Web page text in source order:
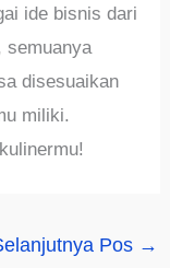
ide bisnis dari
semuanya
disesuaikan
miliki.
Pos →